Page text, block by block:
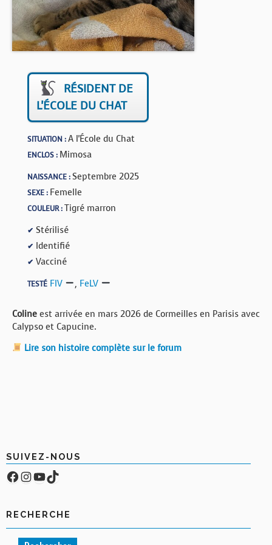
BOUTIQUE
FORUM
RÉSIDENT DE
L'ÉCOLE DU CHAT
SITUATION :A l'École du Chat
ENCLOS : Mimosa
NAISSANCE :Septembre 2025
SEXE : Femelle
COULEUR :Tigré marron
✔ Stérilisé
✔ Identifié
✔ Vacciné
TESTÉ FIV , FeLV
Coline est arrivée en mars 2026 de Cormeilles en Parisis avec
Calypso et Capucine.
Lire son histoire complète sur le forum
SUIVEZ-NOUS
Facebook
Compte Instagram
YouTube
TikTok
RECHERCHE